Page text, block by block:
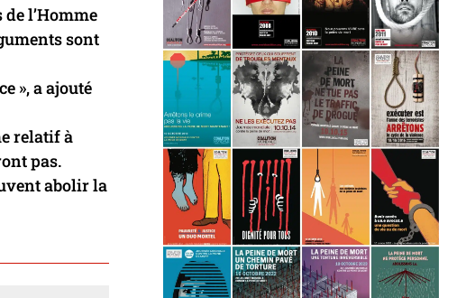
l’Homme
sont
», a ajouté
relatif à
pas.
abolir la